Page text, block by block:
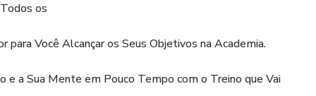
os
para Você Alcançar os Seus Objetivos na Academia.
e a Sua Mente em Pouco Tempo com o Treino que Vai